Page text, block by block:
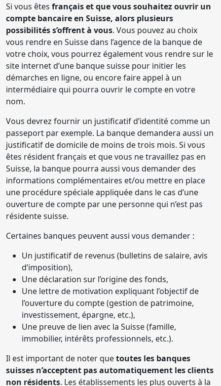
Si vous êtes français et que vous souhaitez ouvrir un
compte bancaire en Suisse, alors plusieurs
possibilités s’offrent à vous. Vous pouvez au choix
vous rendre en Suisse dans l’agence de la banque de
votre choix, vous pourrez également vous rendre sur le
site internet d’une banque suisse pour initier les
démarches en ligne, ou encore faire appel à un
intermédiaire qui pourra ouvrir le compte en votre
nom.
Vous devrez fournir un justificatif d’identité comme un
passeport par exemple. La banque demandera aussi un
justificatif de domicile de moins de trois mois. Si vous
êtes résident français et que vous ne travaillez pas en
Suisse, la banque pourra aussi vous demander des
informations complémentaires et/ou mettre en place
une procédure spéciale appliquée dans le cas d’une
ouverture de compte par une personne qui n’est pas
résidente suisse.
Certaines banques peuvent aussi vous demander :
Un justificatif de revenus (bulletins de salaire, avis
d’imposition),
Une déclaration sur l’origine des fonds,
Une lettre de motivation expliquant l’objectif de
l’ouverture du compte (gestion de patrimoine,
investissement, épargne, etc.),
Une preuve de lien avec la Suisse (famille,
immobilier, intérêts professionnels, etc.).
Il est important de noter quetoutes les banques
suisses n’acceptent pas automatiquement les clients
non résidents. Les établissements les plus ouverts à la